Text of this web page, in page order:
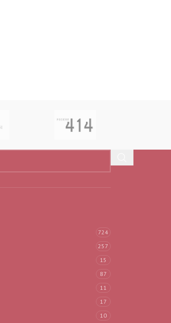
724
257
15
87
11
17
10